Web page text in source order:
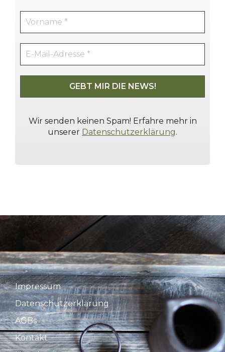
Wir senden keinen Spam! Erfahre mehr in
unserer Datenschutzerklärung.
Impressum
Datenschutzerklärung
AGBs
Kontakt